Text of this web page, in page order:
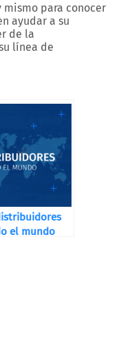
mismo para conocer
ayudar a su
de la
línea de
el mundo